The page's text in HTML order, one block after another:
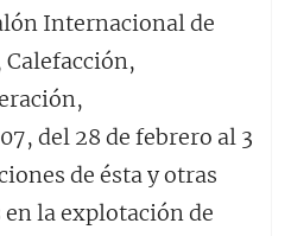
Internacional de
del 28 de febrero al 3
de ésta y otras
la explotación de